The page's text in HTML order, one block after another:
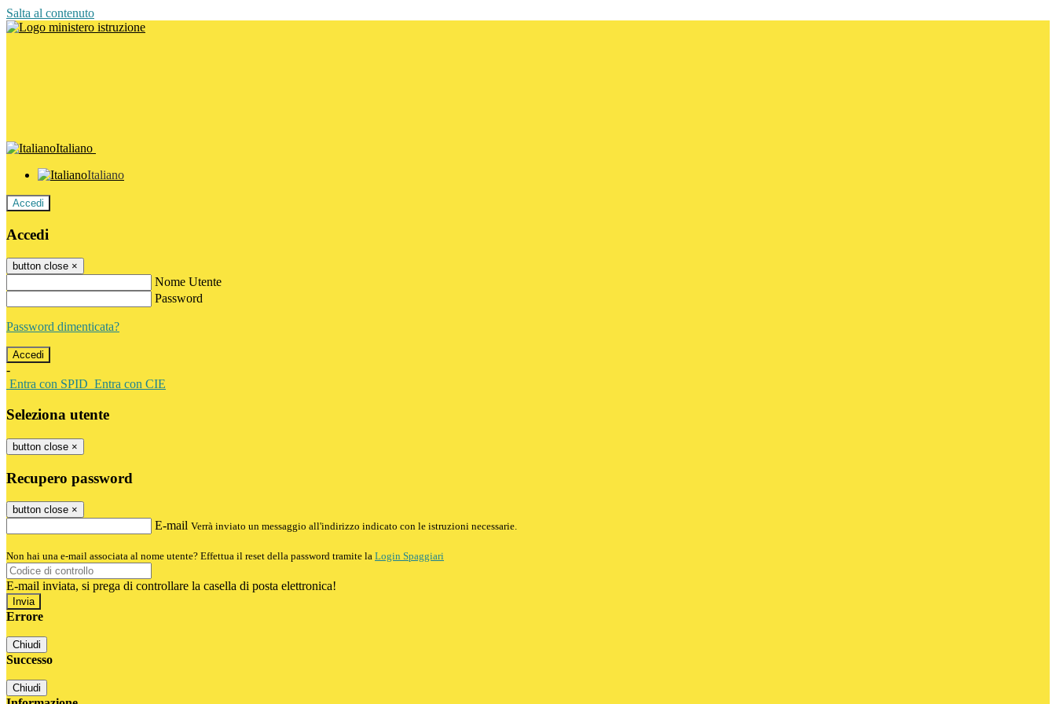
Salta al contenuto
Italiano
Italiano
Accedi
Accedi
button close ×
Nome Utente
Password
Password dimenticata?
-
Entra con SPID Entra con CIE
Seleziona utente
button close ×
Recupero password
button close ×
E-mail Verrà inviato un messaggio all'indirizzo indicato con le istruzioni necessarie.
Non hai una e-mail associata al nome utente? Effettua il reset della password tramite la Login Spaggiari
E-mail inviata, si prega di controllare la casella di posta elettronica!
Errore
Chiudi
Successo
Chiudi